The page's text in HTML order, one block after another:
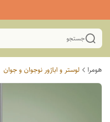
جستجو
هومرا لوستر و اباژور نوجوان و جوان